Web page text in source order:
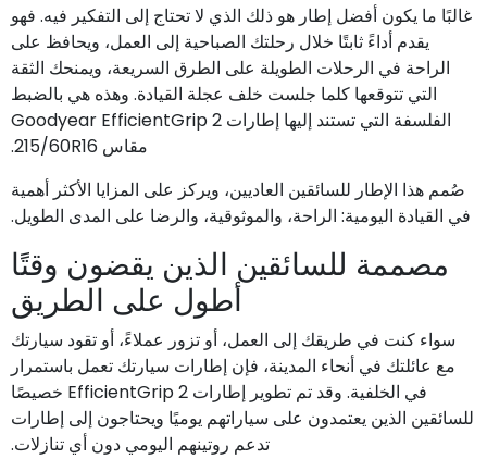
غالبًا ما يكون أفضل إطار هو ذلك الذي لا تحتاج إلى التفكير فيه. فهو
يقدم أداءً ثابتًا خلال رحلتك الصباحية إلى العمل، ويحافظ على
الراحة في الرحلات الطويلة على الطرق السريعة، ويمنحك الثقة
التي تتوقعها كلما جلست خلف عجلة القيادة. وهذه هي بالضبط
الفلسفة التي تستند إليها إطارات Goodyear EfficientGrip 2
مقاس 215/60R16.
صُمم هذا الإطار للسائقين العاديين، ويركز على المزايا الأكثر أهمية
في القيادة اليومية: الراحة، والموثوقية، والرضا على المدى الطويل.
مصممة للسائقين الذين يقضون وقتًا
أطول على الطريق
سواء كنت في طريقك إلى العمل، أو تزور عملاءً، أو تقود سيارتك
مع عائلتك في أنحاء المدينة، فإن إطارات سيارتك تعمل باستمرار
في الخلفية. وقد تم تطوير إطارات EfficientGrip 2 خصيصًا
للسائقين الذين يعتمدون على سياراتهم يوميًا ويحتاجون إلى إطارات
تدعم روتينهم اليومي دون أي تنازلات.